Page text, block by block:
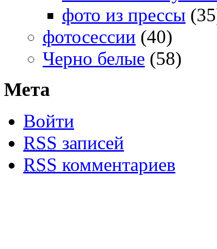
фото из прессы
фотосессии (40)
Черно белые (58)
Мета
Войти
RSS записей
RSS комментариев